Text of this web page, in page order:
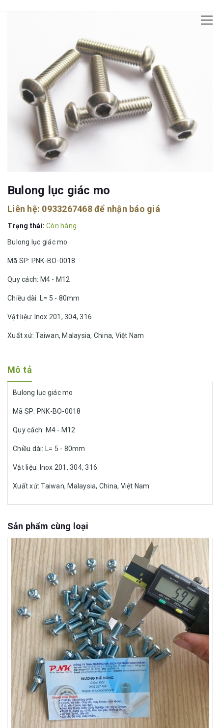
Bulong lục giác mo
Liên hệ: 0933267468để nhận báo giá
Trạng thái: Còn hàng
Bulong lục giác mo
Mã SP: PNK-BO-0018
Quy cách: M4 - M12
Chiều dài: L= 5 - 80mm
Vật liệu: Inox 201, 304, 316.
Xuất xứ: Taiwan, Malaysia, China, Việt Nam
Mô tả
Bulong lục giác mo
Mã SP: PNK-BO-0018
Quy cách: M4 - M12
Chiều dài: L= 5 - 80mm
Vật liệu: Inox 201, 304, 316.
Xuất xứ: Taiwan, Malaysia, China, Việt Nam
Sản phẩm cùng loại